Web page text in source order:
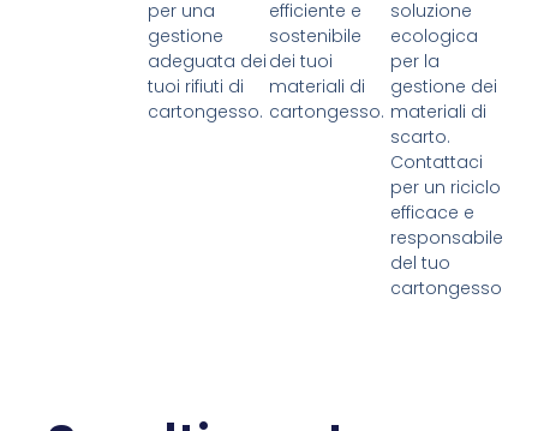
per una
gestione
adeguata dei
tuoi rifiuti di
cartongesso.
efficiente e
sostenibile
dei tuoi
materiali di
cartongesso.
soluzione
ecologica
per la
gestione dei
materiali di
scarto.
Contattaci
per un riciclo
efficace e
responsabile
del tuo
cartongesso